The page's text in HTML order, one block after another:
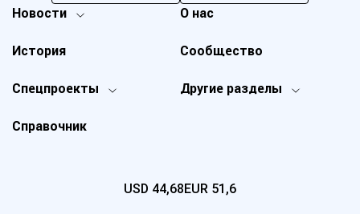
Новости
Спецпроекты Другие разделы
История
О нас
Справочник
Сообщество
USD 44,68EUR 51,6